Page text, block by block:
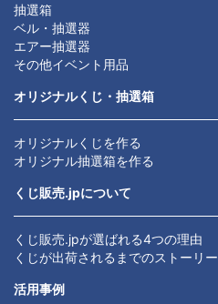
抽選箱
ベル・抽選器
エアー抽選器
その他イベント用品
オリジナルくじ・抽選箱
オリジナルくじを作る
オリジナル抽選箱を作る
くじ販売.jpについて
くじ販売.jpが選ばれる4つの理由
くじが出荷されるまでのストーリー
活用事例